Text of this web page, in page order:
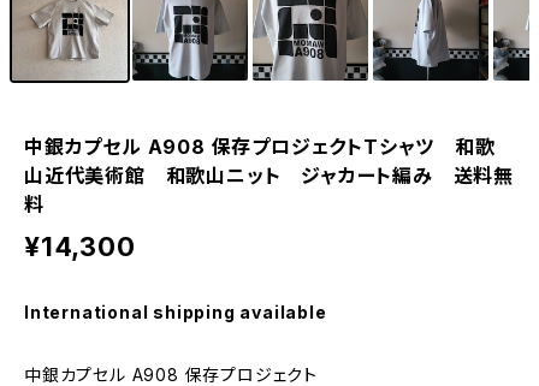
中銀カプセル A908 保存プロジェクトTシャツ 和歌
山近代美術館 和歌山ニット ジャカート編み 送料無
料
¥14,300
International shipping available
中銀カプセル A908 保存プロジェクト